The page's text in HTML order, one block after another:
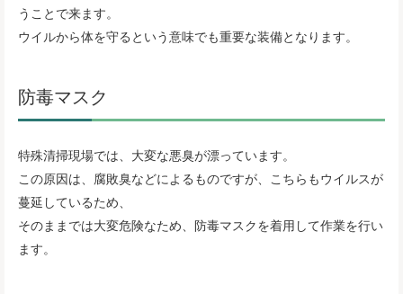
うことで来ます。
ウイルから体を守るという意味でも重要な装備となります。
防毒マスク
特殊清掃現場では、大変な悪臭が漂っています。
この原因は、腐敗臭などによるものですが、こちらもウイルスが
蔓延しているため、
そのままでは大変危険なため、防毒マスクを着用して作業を行い
ます。